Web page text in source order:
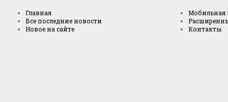
Главная
Все последние новости
Новое на сайте
Мобильная
Контакты